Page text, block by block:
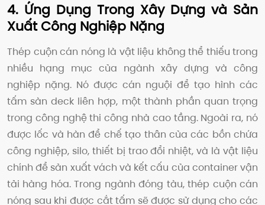
4. Ứng Dụng Trong Xây Dựng và Sản
Xuất Công Nghiệp Nặng
Thép cuộn cán nóng là vật liệu không thể thiếu trong
nhiều hạng mục của ngành xây dựng và công
nghiệp nặng. Nó được cán nguội để tạo hình các
tấm sàn deck liên hợp, một thành phần quan trọng
trong công nghệ thi công nhà cao tầng. Ngoài ra, nó
được lốc và hàn để chế tạo thân của các bồn chứa
công nghiệp, silo, thiết bị trao đổi nhiệt, và là vật liệu
chính để sản xuất vách và kết cấu của container vận
tải hàng hóa. Trong ngành đóng tàu, thép cuộn cán
nóng sau khi được cắt tấm sẽ được sử dụng cho các